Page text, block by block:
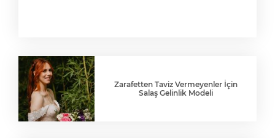
Zarafetten Taviz Vermeyenler İçin
Salaş Gelinlik Modeli